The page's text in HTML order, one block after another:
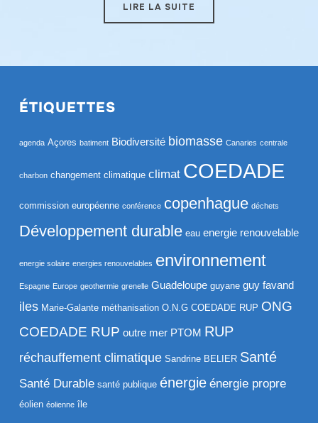
LIRE LA SUITE
ÉTIQUETTES
agenda Açores batiment Biodiversité biomasse Canaries centrale
charbon changement climatique climat COEDADE
commission européenne conférence copenhague déchets
Développement durable eau energie renouvelable
energie solaire energies renouvelables environnement
Espagne Europe geothermie grenelle Guadeloupe guyane guy favand
iles Marie-Galante méthanisation O.N.G COEDADE RUP ONG
COEDADE RUP outre mer PTOM RUP
réchauffement climatique Sandrine BELIER Santé
Santé Durable santé publique énergie énergie propre
éolien éolienne île